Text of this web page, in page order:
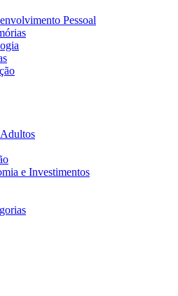
Pessoal
e Investimentos